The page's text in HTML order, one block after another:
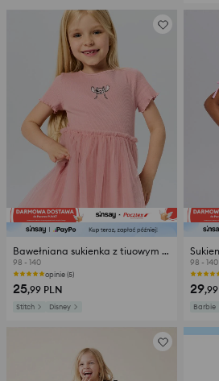
Bawełniana sukienka z tiuowym dołem z haftem Stitch
98 - 140
opinie (5)
25,99 PLN
Stitch Disney
98 - 140
29,99
Barbie